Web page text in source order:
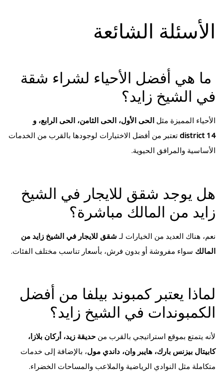
الأسئلة الشائعة
ما هي أفضل الأحياء لشراء شقة
في الشيخ زايد؟
الأحياء المميزة مثل الحى الأول، الحى الثامن، الحى الرابع، و
district 14 تعتبر من أفضل الاختيارات لوجودها بالقرب من الخدمات
الأساسية والمرافق الحيوية.
هل يوجد شقق للايجار في الشيخ
زايد من المالك مباشرة؟
نعم، هناك العديد من الخيارات لـ شقق للايجار في الشيخ زايد من
المالك سواء مفروشة أو بدون فرش، بأسعار تناسب مختلف الفئات.
لماذا يعتبر كمبوند بيلفا من أفضل
الكمبوندات في الشيخ زايد؟
لأنه يتمتع بموقع استراتيجي بالقرب من حديقة زيد، أركان بلازا،
كابيتال بيزنس بارك، هايبر وان، داندي مول، بالإضافة إلى خدمات
متكاملة مثل النوادي الرياضية والملاعب والمساحات الخضراء.